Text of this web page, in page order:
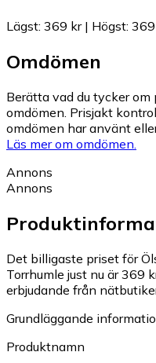
Lägst: 369 kr| Högst:
Omdömen
Berätta vad du tycker om
omdömen. Prisjakt
omdömen har använt
Läs mer om omdömen.
Annons
Annons
Det billigaste priset för
Torrhumle just nu är 369
erbjudande från
Grundläggande
Produktnamn